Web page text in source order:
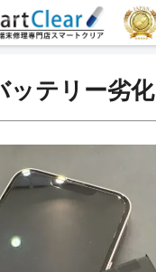
ッテリー劣化